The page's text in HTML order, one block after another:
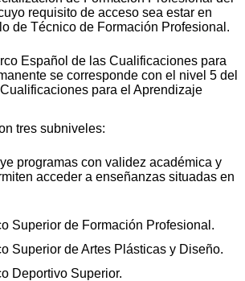
requisito de acceso sea estar en
de Técnico de Formación Profesional.
Español de las Cualificaciones para
se corresponde con el nivel 5 del
para el Aprendizaje
tres subniveles:
programas con validez académica y
acceder a enseñanzas situadas en
Superior de Formación Profesional.
Superior de Artes Plásticas y Diseño.
Deportivo Superior.